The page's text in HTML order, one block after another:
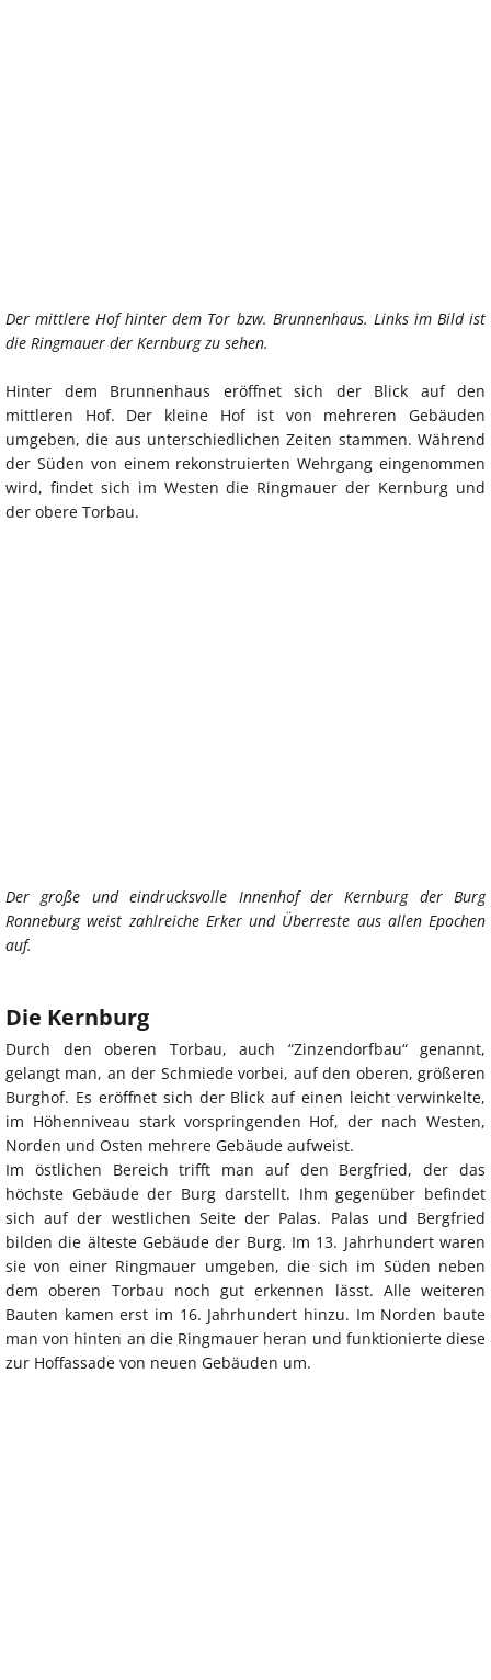
Der mittlere Hof hinter dem Tor bzw. Brunnenhaus. Links im Bild ist
die Ringmauer der Kernburg zu sehen.
Hinter dem Brunnenhaus eröffnet sich der Blick auf den
mittleren Hof. Der kleine Hof ist von mehreren Gebäuden
umgeben, die aus unterschiedlichen Zeiten stammen. Während
der Süden von einem rekonstruierten Wehrgang eingenommen
wird, findet sich im Westen die Ringmauer der Kernburg und
der obere Torbau.
Der große und eindrucksvolle Innenhof der Kernburg der Burg
Ronneburg weist zahlreiche Erker und Überreste aus allen Epochen
auf.
Die Kernburg
Durch den oberen Torbau, auch “Zinzendorfbau“ genannt,
gelangt man, an der Schmiede vorbei, auf den oberen, größeren
Burghof. Es eröffnet sich der Blick auf einen leicht verwinkelte,
im Höhenniveau stark vorspringenden Hof, der nach Westen,
Norden und Osten mehrere Gebäude aufweist.
Im östlichen Bereich trifft man auf den Bergfried, der das
höchste Gebäude der Burg darstellt. Ihm gegenüber befindet
sich auf der westlichen Seite der Palas. Palas und Bergfried
bilden die älteste Gebäude der Burg. Im 13. Jahrhundert waren
sie von einer Ringmauer umgeben, die sich im Süden neben
dem oberen Torbau noch gut erkennen lässt. Alle weiteren
Bauten kamen erst im 16. Jahrhundert hinzu. Im Norden baute
man von hinten an die Ringmauer heran und funktionierte diese
zur Hoffassade von neuen Gebäuden um.